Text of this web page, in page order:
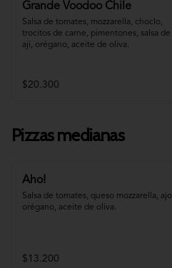
Grande Voodoo Chile
Salsa de tomates, mozzarella, choclo,
trocitos de carne, pimentones, salsa de
ají, orégano, aceite de oliva.
$20.300
Pizzas medianas
Aho!
Salsa de tomates, queso mozzarella, ajo
orégano, aceite de oliva.
$13.200